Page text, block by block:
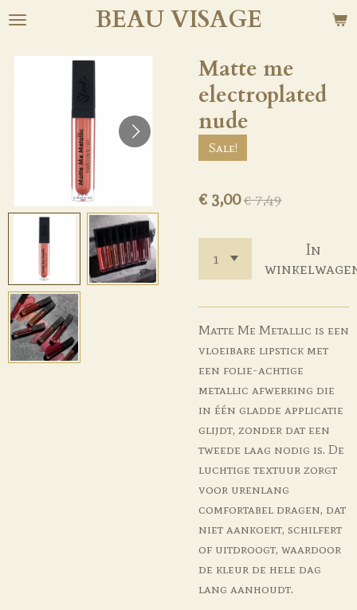
Ga
naar
hoofdinhoud
BEAUVISAGE
Matte me
electroplated
nude
Sale!
€ 3,00€ 7,49
In
Matte Me Metallic is een
vloeibare lipstick met
een folie-achtige
metallic afwerking die
in één gladde applicatie
glijdt, zonder dat een
tweede laag nodig is. De
luchtige textuur zorgt
voor urenlang
comfortabel dragen, dat
niet aankoekt, schilfert
of uitdroogt, waardoor
de kleur de hele dag
lang aanhoudt.